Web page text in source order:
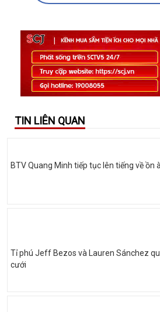
TIN LIÊN QUAN
BTV Quang Minh tiếp tục lên tiếng về ồn
Tỉ phú Jeff Bezos và Lauren Sánchez
cưới